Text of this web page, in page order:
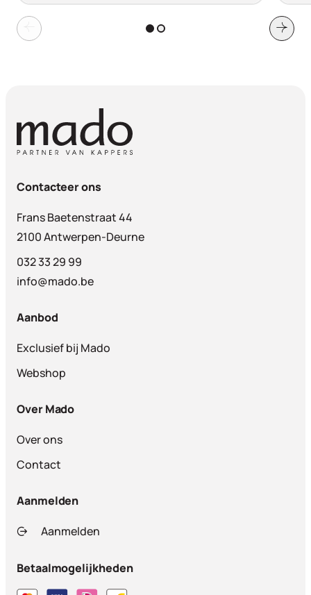
Contacteer ons
Frans Baetenstraat 44
2100 Antwerpen-Deurne
032 33 29 99
info@mado.be
Aanbod
Exclusief bij Mado
Webshop
Over Mado
Over ons
Contact
Aanmelden
Aanmelden
Betaalmogelijkheden